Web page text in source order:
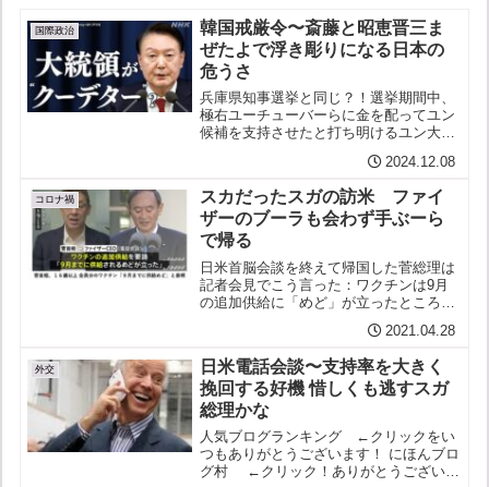
国際政治
韓国戒厳令〜斎藤と昭恵晋三ま
ぜたよで浮き彫りになる日本の
危うさ
兵庫県知事選挙と同じ？！選挙期間中、
極右ユーチューバーらに金を配ってユン
候補を支持させたと打ち明けるユン大統
録音。それが表沙汰になることを阻止し
ようとして戒厳令？！ユン・ソンニョル
がクーデターを企図した二...
2024.12.08
コロナ禍
スカだったスガの訪米 ファイ
ザーのブーラも会わず手ぶーら
で帰る
日米首脳会談を終えて帰国した菅総理は
記者会見でこう言った：ワクチンは9月
の追加供給に「めど」が立った￼ところが
のか具体的には何一つ明かさない「詳細
は差し控える」をしつこく連発￼ ￼ ￼
「メド」と...
2021.04.28
外交
日米電話会談〜支持率を大きく
挽回する好機 惜しくも逃すスガ
総理かな
人気ブログランキング ←クリックをい
つもありがとうございます！ にほんブロ
グ村 ←クリック！ありがとうございま